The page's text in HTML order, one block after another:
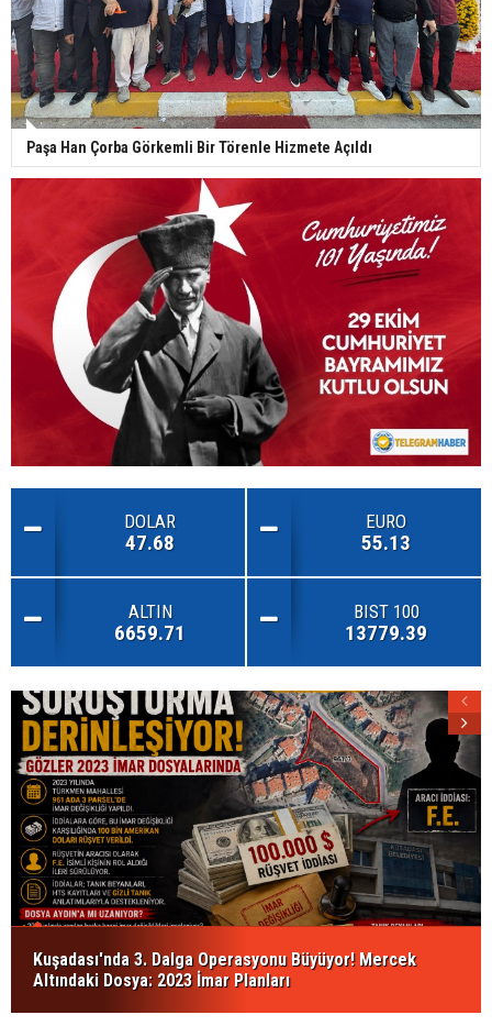
Paşa Han Çorba Görkemli Bir Törenle Hizmete Açıldı
DOLAR
47.68
EURO
55.13
ALTIN
6659.71
BIST 100
13779.39
Kuşadası'nda 3. Dalga Operasyonu Büyüyor! Mercek
Altındaki Dosya: 2023 İmar Planları